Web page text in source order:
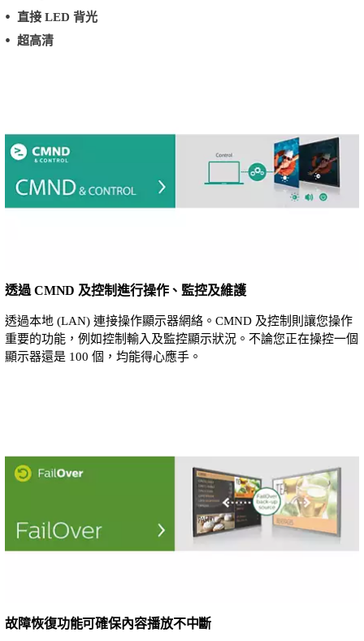
直接 LED 背光
超高清
透過 CMND 及控制進行操作、監控及維護
透過本地 (LAN) 連接操作顯示器網絡。CMND 及控制則讓您操作
重要的功能，例如控制輸入及監控顯示狀況。不論您正在操控一個
顯示器還是 100 個，均能得心應手。
故障恢復功能可確保內容播放不中斷